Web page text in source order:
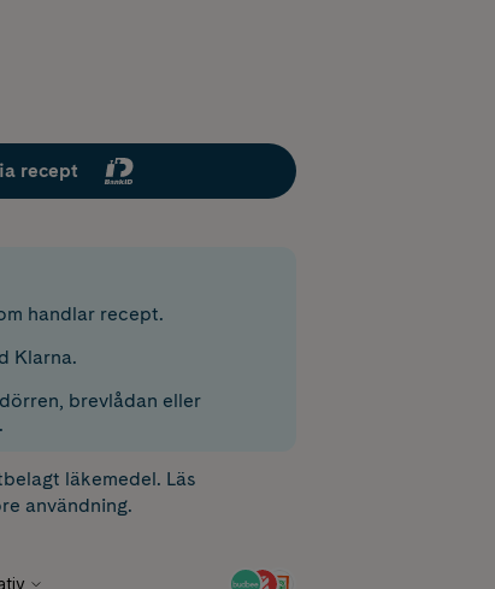
recept
handlar recept.
Klarna.
brevlådan eller
läkemedel. Läs
användning.